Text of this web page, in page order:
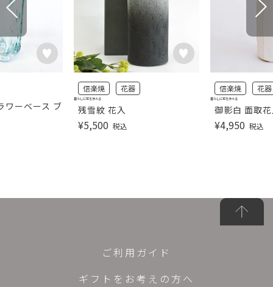
ワーベース ブ 残雪紋 花入
信楽焼 花器
¥5,500 税込
暮らしに花を添える
御影白 面取
信楽焼 花器
¥4,950 税込
暮らしに花を添える
ご利用ガイド
ギフトをお考えの方へ